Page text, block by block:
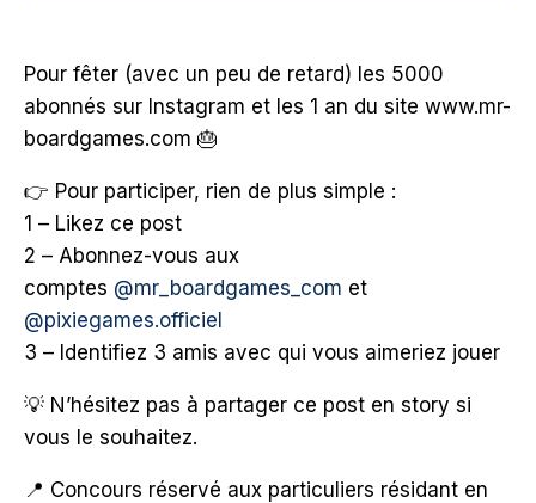
Pour fêter (avec un peu de retard) les 5000
abonnés sur Instagram et les 1 an du site www.mr-
boardgames.com 🎂
👉 Pour participer, rien de plus simple :
1️ – Likez ce post
2️ – Abonnez-vous aux
comptes @mr_boardgames_com et
@pixiegames.officiel
3️ – Identifiez 3 amis avec qui vous aimeriez jouer
💡 N’hésitez pas à partager ce post en story si
vous le souhaitez.
📍 Concours réservé aux particuliers résidant en